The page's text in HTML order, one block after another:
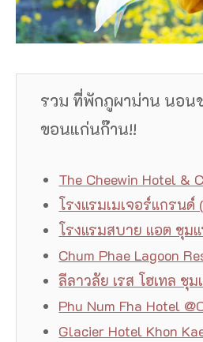
รวม ที่พักภูผาม่าน นอน
ขอนแก่นก๊าน!!
The Cheewin Hotel &
โรงแรมเมเจอร์แกรนด์
โรงแรมสบาย แอต ชุม
Chum Phae Lagoon
ลีลาวลัย เรส โฮเทล ชุม
Phu Num Fha Hotel
Glacier Hotel Khon